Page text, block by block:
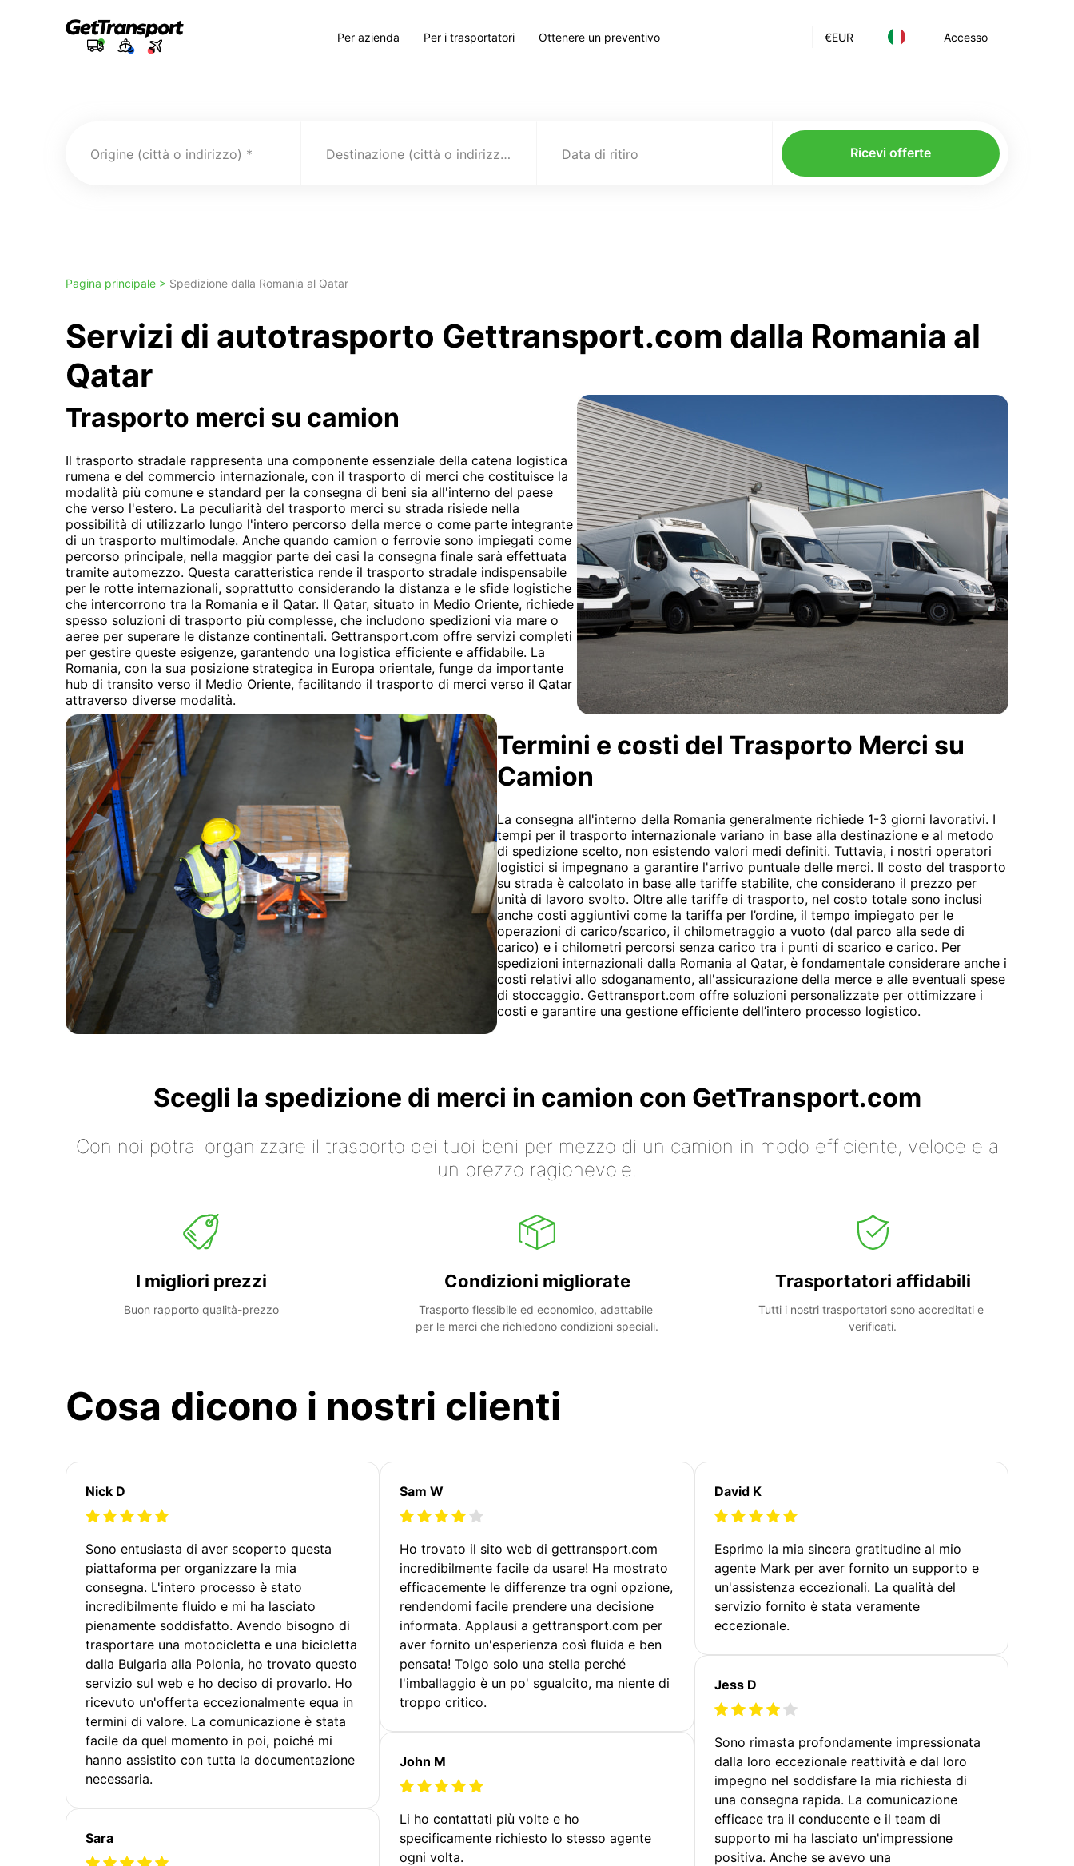
€EUR Accesso
Per azienda Per i trasportatori Ottenere un preventivo
Origine (città o indirizzo) Destinazione (città o indirizzo) Data di ritiro Ricevi offerte
Pagina principale > Spedizione dalla Romania al Qatar
Servizi di autotrasporto Gettransport.com dalla Romania al
Qatar
Trasporto merci su camion
Il trasporto stradale rappresenta una componente essenziale della catena logistica
rumena e del commercio internazionale, con il trasporto di merci che costituisce la
modalità più comune e standard per la consegna di beni sia all'interno del paese
che verso l'estero. La peculiarità del trasporto merci su strada risiede nella
possibilità di utilizzarlo lungo l'intero percorso della merce o come parte integrante
di un trasporto multimodale. Anche quando camion o ferrovie sono impiegati come
percorso principale, nella maggior parte dei casi la consegna finale sarà effettuata
tramite automezzo. Questa caratteristica rende il trasporto stradale indispensabile
per le rotte internazionali, soprattutto considerando la distanza e le sfide logistiche
che intercorrono tra la Romania e il Qatar. Il Qatar, situato in Medio Oriente, richiede
spesso soluzioni di trasporto più complesse, che includono spedizioni via mare o
aeree per superare le distanze continentali. Gettransport.com offre servizi completi
per gestire queste esigenze, garantendo una logistica efficiente e affidabile. La
Romania, con la sua posizione strategica in Europa orientale, funge da importante
hub di transito verso il Medio Oriente, facilitando il trasporto di merci verso il Qatar
attraverso diverse modalità.
Termini e costi del Trasporto Merci su
Camion
La consegna all'interno della Romania generalmente richiede 1-3 giorni lavorativi. I
tempi per il trasporto internazionale variano in base alla destinazione e al metodo
di spedizione scelto, non esistendo valori medi definiti. Tuttavia, i nostri operatori
logistici si impegnano a garantire l'arrivo puntuale delle merci. Il costo del trasporto
su strada è calcolato in base alle tariffe stabilite, che considerano il prezzo per
unità di lavoro svolto. Oltre alle tariffe di trasporto, nel costo totale sono inclusi
anche costi aggiuntivi come la tariffa per l’ordine, il tempo impiegato per le
operazioni di carico/scarico, il chilometraggio a vuoto (dal parco alla sede di
carico) e i chilometri percorsi senza carico tra i punti di scarico e carico. Per
spedizioni internazionali dalla Romania al Qatar, è fondamentale considerare anche i
costi relativi allo sdoganamento, all'assicurazione della merce e alle eventuali spese
di stoccaggio. Gettransport.com offre soluzioni personalizzate per ottimizzare i
costi e garantire una gestione efficiente dell’intero processo logistico.
Scegli la spedizione di merci in camion con GetTransport.com
Con noi potrai organizzare il trasporto dei tuoi beni per mezzo di un camion in modo efficiente, veloce e a
un prezzo ragionevole.
I migliori prezzi
Buon rapporto qualità-prezzo
Condizioni migliorate
Trasporto flessibile ed economico, adattabile
per le merci che richiedono condizioni speciali.
Trasportatori affidabili
Tutti i nostri trasportatori sono accreditati e
verificati.
Cosa dicono i nostri clienti
Nick D
Sono entusiasta di aver scoperto questa
piattaforma per organizzare la mia
consegna. L'intero processo è stato
incredibilmente fluido e mi ha lasciato
pienamente soddisfatto. Avendo bisogno di
trasportare una motocicletta e una bicicletta
dalla Bulgaria alla Polonia, ho trovato questo
servizio sul web e ho deciso di provarlo. Ho
ricevuto un'offerta eccezionalmente equa in
termini di valore. La comunicazione è stata
facile da quel momento in poi, poiché mi
hanno assistito con tutta la documentazione
necessaria.
Sara
Sam W
Ho trovato il sito web di gettransport.com
incredibilmente facile da usare! Ha mostrato
efficacemente le differenze tra ogni opzione,
rendendomi facile prendere una decisione
informata. Applausi a gettransport.com per
aver fornito un'esperienza così fluida e ben
pensata! Tolgo solo una stella perché
l'imballaggio è un po' sgualcito, ma niente di
troppo critico.
John M
Li ho contattati più volte e ho
specificamente richiesto lo stesso agente
ogni volta.
David K
Esprimo la mia sincera gratitudine al mio
agente Mark per aver fornito un supporto e
un'assistenza eccezionali. La qualità del
servizio fornito è stata veramente
eccezionale.
Jess D
Sono rimasta profondamente impressionata
dalla loro eccezionale reattività e dal loro
impegno nel soddisfare la mia richiesta di
una consegna rapida. La comunicazione
efficace tra il conducente e il team di
supporto mi ha lasciato un'impressione
positiva. Anche se avevo una